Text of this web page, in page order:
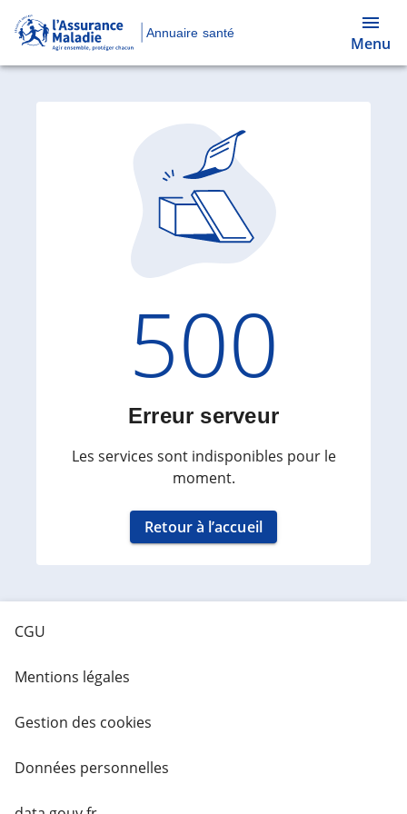
Annuaire santé
Menu
Code
500
Erreur serveur
Les services sont indisponibles pour le
moment.
Retour à l’accueil
CGU
Mentions légales
Gestion des cookies
Données personnelles